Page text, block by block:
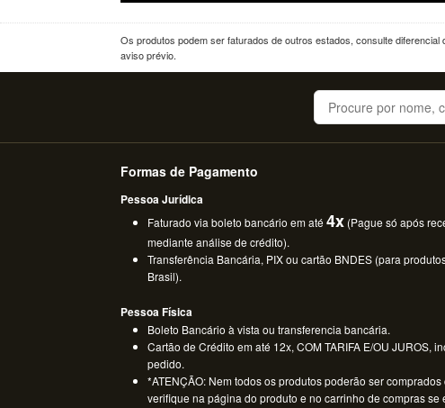
Os produtos podem ser faturados de outros estados, consulte
aviso prévio.
Buscar
Formas de Pagamento
Pessoa Jurídica
Faturado via boleto bancário em até4x (Pague só após
mediante análise de crédito).
Transferência Bancária, PIX ou cartão BNDES (para
Brasil).
Pessoa Física
Boleto Bancário à vista ou transferencia bancária.
Cartão de Crédito em até 12x, COM TARIFA E/OU JUROS,
pedido.
*ATENÇÃO: Nem todos os produtos poderão ser
verifique na página do produto e no carrinho de compras se